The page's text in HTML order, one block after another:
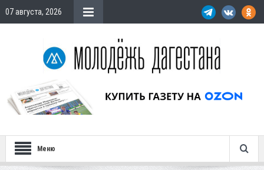
07 августа, 2026
Меню